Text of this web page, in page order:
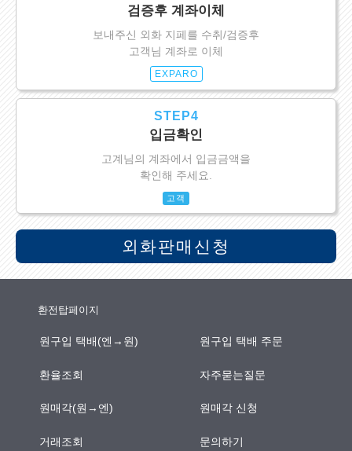
검증후 계좌이체
보내주신 외화 지페를 수취/검증후
고객님 계좌로 이체
EXPARO
STEP4
입금확인
고계님의 계좌에서 입금금액을
확인해 주세요.
고객
외화판매신청
환전탑페이지
원구입 택배(엔→원) 원구입 택배 주문
환율조회 자주묻는질문
원매각(원→엔) 원매각 신청
거래조회 문의하기